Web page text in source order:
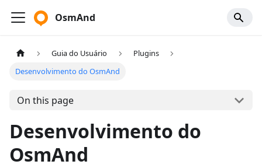
OsmAnd
Guia do Usuário
Plugins
Desenvolvimento do OsmAnd
On this page
Desenvolvimento do
OsmAnd